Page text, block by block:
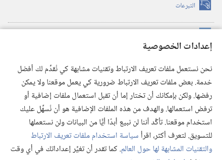
إعدادات الخصوصية
نحن نستعمل ملفات تعريف الارتباط وتقنيات مشابهة كي نُقدِّم لك أفضل
خدمة. بعض ملفات تعريف الارتباط ضرورية كي يعمل موقعنا ولا يمكن
رفضها. ولكن بإمكانك أن تختار إما أن تقبل استعمال ملفات إضافية أو
ترفض استعمالها. والهدف من هذه الملفات الإضافية هو أن نُسهِّل عليك
استخدام موقعنا. تأكَّد أننا لن نبيع أبدًا أيًّا من البيانات ولن نستعملها
للتسويق. لتعرف أكثر، اقرأسياسة استخدام ملفات تعريف الارتباط
والتقنيات المشابهة لها حول العالم. كما تقدر أن تغيِّر إعداداتك في أي وقت
التبرعات (يفتح
نافذة
(يفتح
نافذة
(يفتح
نافذة
جديدة) تطبيق ®
JW Library
مكتبة برج المراقبة